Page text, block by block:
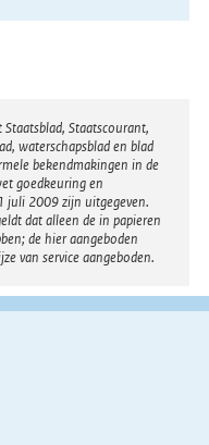
Staatscourant,
waterschapsblad en blad
bekendmakingen in de
goedkeuring en
juli 2009 zijn uitgegeven.
dat alleen de in papieren
de hier aangeboden
van service aangeboden.